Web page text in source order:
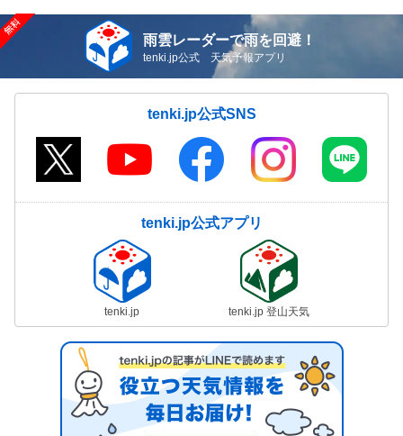
雨雲レーダーで雨を回避！
tenki.jp公式 天気予報アプリ
tenki.jp公式SNS
tenki.jp公式アプリ
tenki.jp tenki.jp 登山天気